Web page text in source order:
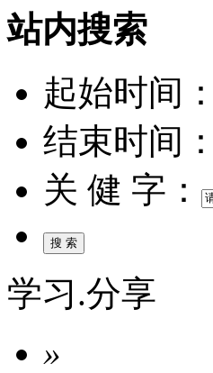
站内搜索
起始时间：
结束时间：
关 健 字：
学习.分享
»